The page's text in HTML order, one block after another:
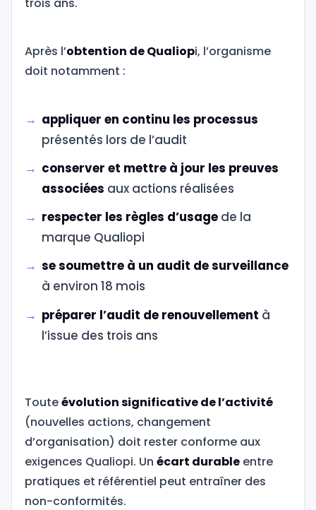
Après l’obtention de Qualiopi, l’organisme
doit notamment :
appliquer en continu les processus
présentés lors de l’audit
conserver et mettre à jour les preuves
associées aux actions réalisées
respecter les règles d’usagede la
marque Qualiopi
se soumettre à un audit de surveillance
à environ 18 mois
préparer l’audit de renouvellement à
l’issue des trois ans
Touteévolution significative de l’activité
(nouvelles actions, changement
d’organisation) doit rester conforme aux
exigences Qualiopi. Un écart durableentre
pratiques et référentiel peut entraîner des
non-conformités.